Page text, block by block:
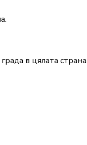
града в цялата страна